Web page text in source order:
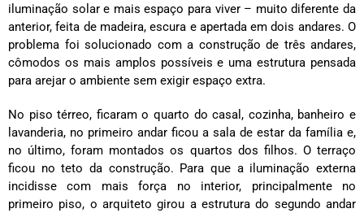
iluminação solar e mais espaço para viver – muito diferente da
anterior, feita de madeira, escura e apertada em dois andares. O
problema foi solucionado com a construção de três andares,
cômodos os mais amplos possíveis e uma estrutura pensada
para arejar o ambiente sem exigir espaço extra.
No piso térreo, ficaram o quarto do casal, cozinha, banheiro e
lavanderia, no primeiro andar ficou a sala de estar da família e,
no último, foram montados os quartos dos filhos. O terraço
ficou no teto da construção. Para que a iluminação externa
incidisse com mais força no interior, principalmente no
primeiro piso, o arquiteto girou a estrutura do segundo andar